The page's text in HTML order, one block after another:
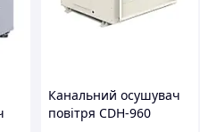
Канальний осушувач
повітря CDH-960